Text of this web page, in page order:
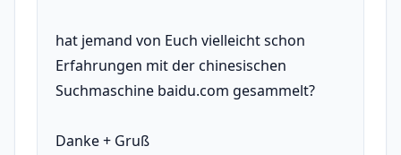
hat jemand von Euch vielleicht schon
Erfahrungen mit der chinesischen
Suchmaschine baidu.com gesammelt?
Danke + Gruß